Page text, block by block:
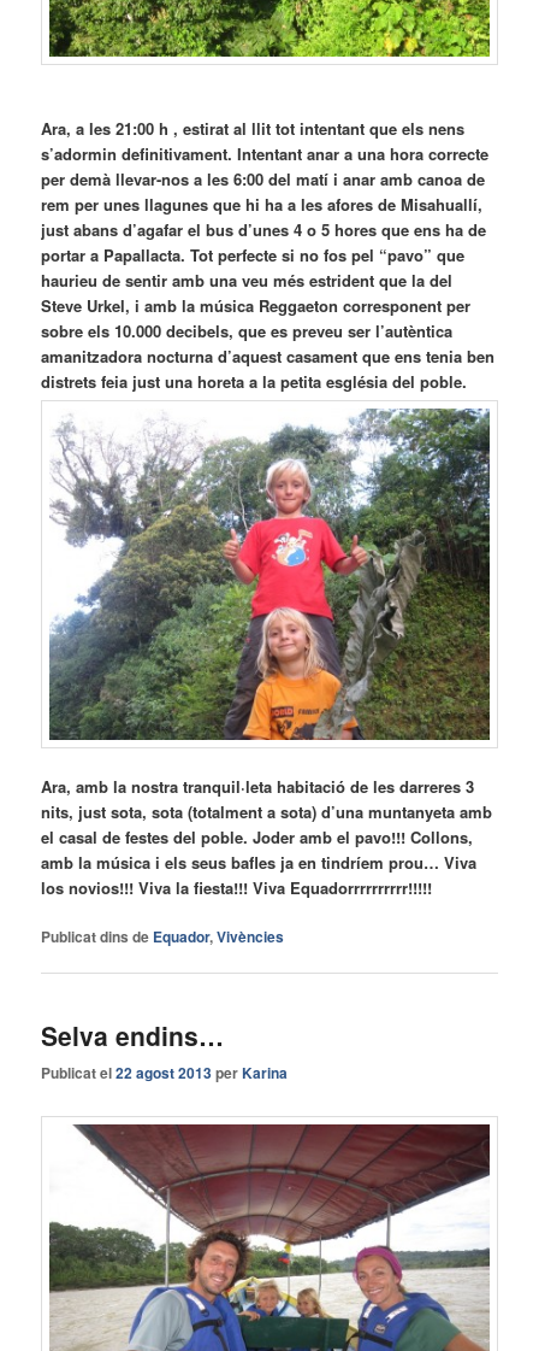
Ara, a les 21:00 h , estirat al llit tot intentant que els nens
s’adormin definitivament. Intentant anar a una hora correcte
per demà llevar-nos a les 6:00 del matí i anar amb canoa de
rem per unes llagunes que hi ha a les afores de Misahuallí,
just abans d’agafar el bus d’unes 4 o 5 hores que ens ha de
portar a Papallacta. Tot perfecte si no fos pel “pavo” que
haurieu de sentir amb una veu més estrident que la del
Steve Urkel, i amb la música Reggaeton corresponent per
sobre els 10.000 decibels, que es preveu ser l’autèntica
amanitzadora nocturna d’aquest casament que ens tenia ben
distrets feia just una horeta a la petita església del poble.
Ara, amb la nostra tranquil·leta habitació de les darreres 3
nits, just sota, sota (totalment a sota) d’una muntanyeta amb
el casal de festes del poble. Joder amb el pavo!!! Collons,
amb la música i els seus bafles ja en tindríem prou… Viva
los novios!!! Viva la fiesta!!! Viva Equadorrrrrrrrrr!!!!!
Publicat dins de Equador,Vivències
Selva endins…
Publicat el22 agost 2013perKarina